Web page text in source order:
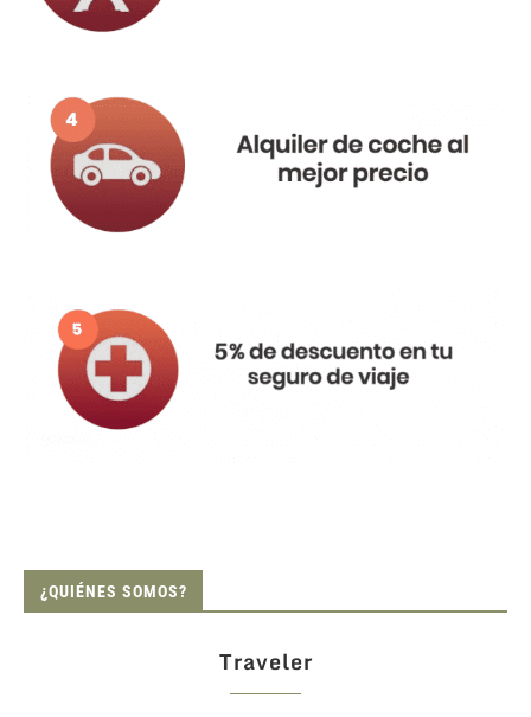
¿QUIÉNES SOMOS?
Traveler